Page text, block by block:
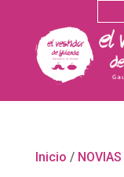
Inicio / NOVIAS